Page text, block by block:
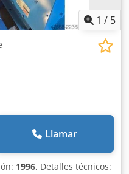
1 / 5
Llamar
1996, Detalles técnicos: